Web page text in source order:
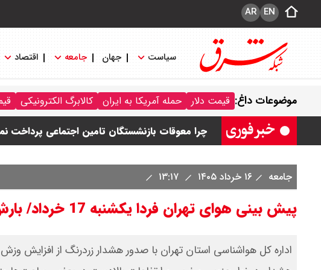
EN
AR
سیاست جهان جامعه اقتصاد
موضوعات داغ: قیمت دلار حمله آمریکا به ایران کالابرگ الکترونیکی
قیمت طلا ۱۸ عیار امروز جمعه ۱۶ مرداد ۱۴۰۵ اعلام شد/ طلا بر مدار صعود
قیمت نفت امروز جمعه ۱۶ مرداد ۱۴۰۵ / نفت صعودی شد + جدول
چرا معوقات بازنشستگان تامین اجتماعی پرداخت
قیمت بیت کوین،تتر و اتریوم امروز جمعه ۱۶ مرداد۱۴۰۵ / قیمت بیت کوین چند؟ + جدول
جامعه ۱۶ خرداد ۱۴۰۵
پیش بینی هوای تهران فردا یکشنبه 17 خرداد/ بارش باران در نیمه شمالی استان
اداره کل هواشناسی استان تهران با صدور هشدار زردرنگ از افزایش